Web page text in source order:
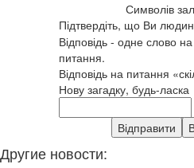
Символів
Підтвердіть, що Ви
Відповідь - одне слово
питання.
Відповідь на питання
Нову загадку, будь-ласка
Другие новости: